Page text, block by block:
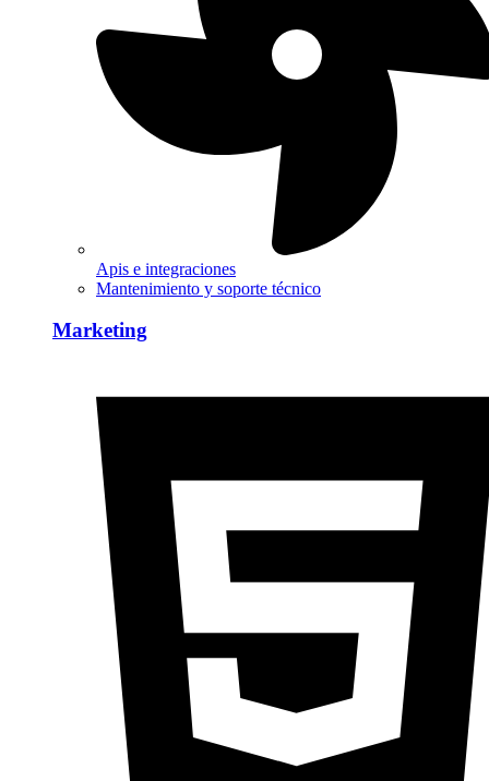
Apis e integraciones
Mantenimiento y soporte técnico
Marketing